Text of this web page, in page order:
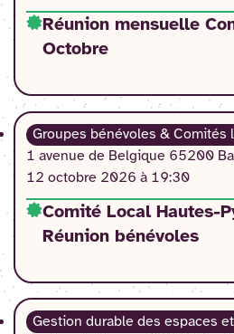
Réunion mensuelle
Octobre
Groupes bénévoles & Comités
1 avenue de Belgique 65200
12 octobre 2026 à 19:30
Comité Local Hautes-
Réunion bénévoles
Gestion durable des espaces